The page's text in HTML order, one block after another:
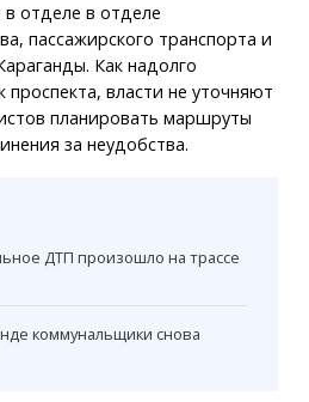
отделе в отделе
пассажирского транспорта и
Как надолго
проспекта, власти не уточняют
планировать маршруты
за неудобства.
ДТП произошло на трассе
коммунальщики снова